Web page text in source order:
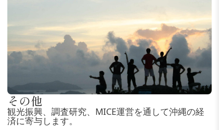
その他
観光振興、調査研究、MICE運営を通して沖縄の経
済に寄与します。